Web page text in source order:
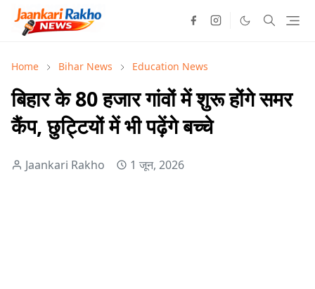
Home Bihar News Education News
बिहार के 80 हजार गांवों में शुरू होंगे समर
कैंप, छुट्टियों में भी पढ़ेंगे बच्चे
Jaankari Rakho 1 जून, 2026